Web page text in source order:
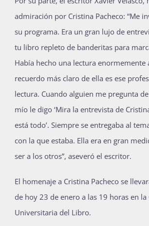
admiración por Cristina Pacheco: “Me
su programa. Era un gran lujo de
tu libro repleto de banderitas para
Había hecho una lectura enormemente
recuerdo más claro de ella es ese
lectura. Cuando alguien me pregunta
mío le digo ‘Mira la entrevista de
está todo’. Siempre se entregaba al
con la que estaba. Ella era en gran
ser a los otros”, aseveró el escritor.
El homenaje a Cristina Pacheco se
de hoy 23 de enero a las 19 horas en la
Universitaria del Libro.